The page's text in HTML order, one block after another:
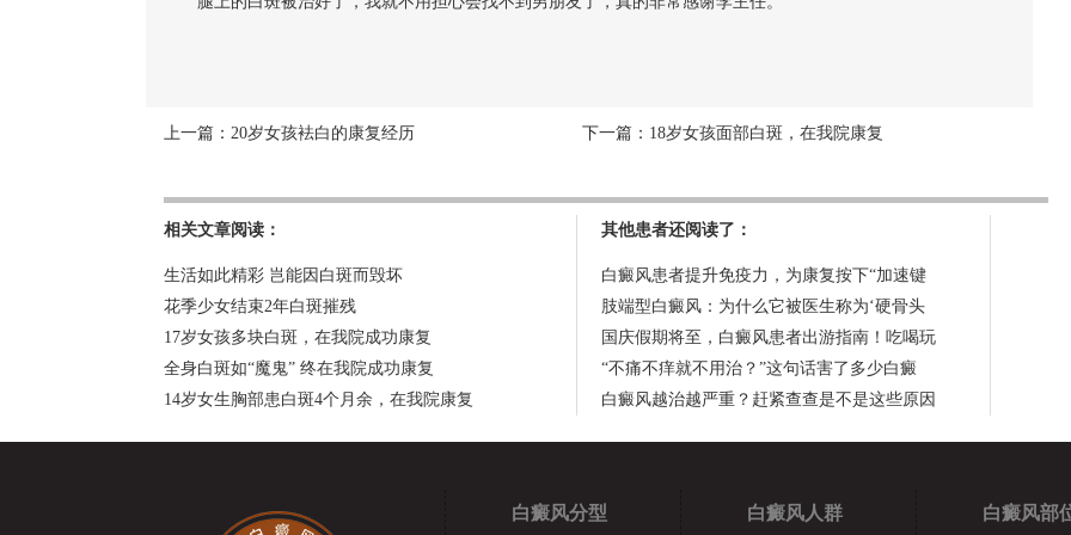
上一篇： 20岁女孩袪白的康复经历 下一篇： 18岁女孩面部白斑，在我院康复
相关文章阅读：
生活如此精彩 岂能因白斑而毁坏
花季少女结束2年白斑摧残
17岁女孩多块白斑，在我院成功康复
全身白斑如“魔鬼” 终在我院成功康复
14岁女生胸部患白斑4个月余，在我院康复
其他患者还阅读了：
白癜风患者提升免疫力，为康复按下“加速键
肢端型白癜风：为什么它被医生称为‘硬骨头
国庆假期将至，白癜风患者出游指南！吃喝玩
“不痛不痒就不用治？”这句话害了多少白癜
白癜风越治越严重？赶紧查查是不是这些原因
白癜风分型 白癜风人群 白癜风部